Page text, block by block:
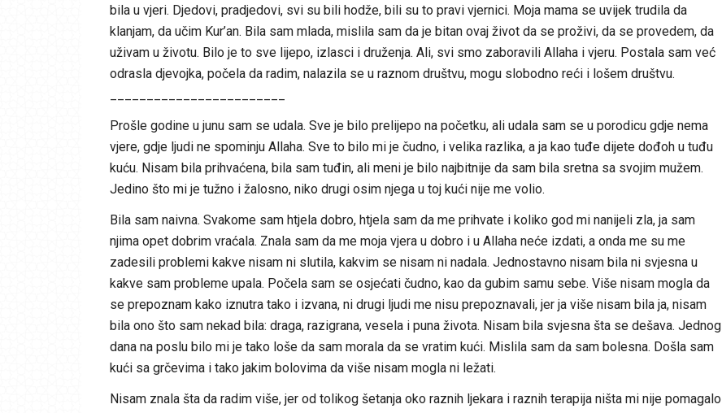
bila u vjeri. Djedovi, pradjedovi, svi su bili hodže, bili su to pravi vjernici. Moja mama se uvijek trudila da
klanjam, da učim Kur’an. Bila sam mlada, mislila sam da je bitan ovaj život da se proživi, da se provedem, da
uživam u životu. Bilo je to sve lijepo, izlasci i druženja. Ali, svi smo zaboravili Allaha i vjeru. Postala sam već
odrasla djevojka, počela da radim, nalazila se u raznom društvu, mogu slobodno reći i lošem društvu.
Prošle godine u junu sam se udala. Sve je bilo prelijepo na početku, ali udala sam se u porodicu gdje nema
vjere, gdje ljudi ne spominju Allaha. Sve to bilo mi je čudno, i velika razlika, a ja kao tuđe dijete dođoh u tuđu
kuću. Nisam bila prihvaćena, bila sam tuđin, ali meni je bilo najbitnije da sam bila sretna sa svojim mužem.
Jedino što mi je tužno i žalosno, niko drugi osim njega u toj kući nije me volio.
Bila sam naivna. Svakome sam htjela dobro, htjela sam da me prihvate i koliko god mi nanijeli zla, ja sam
njima opet dobrim vraćala. Znala sam da me moja vjera u dobro i u Allaha neće izdati, a onda me su me
zadesili problemi kakve nisam ni slutila, kakvim se nisam ni nadala. Jednostavno nisam bila ni svjesna u
kakve sam probleme upala. Počela sam se osjećati čudno, kao da gubim samu sebe. Više nisam mogla da
se prepoznam kako iznutra tako i izvana, ni drugi ljudi me nisu prepoznavali, jer ja više nisam bila ja, nisam
bila ono što sam nekad bila: draga, razigrana, vesela i puna života. Nisam bila svjesna šta se dešava. Jednog
dana na poslu bilo mi je tako loše da sam morala da se vratim kući. Mislila sam da sam bolesna. Došla sam
kući sa grčevima i tako jakim bolovima da više nisam mogla ni ležati.
Nisam znala šta da radim više, jer od tolikog šetanja oko raznih ljekara i raznih terapija ništa mi nije pomagalo